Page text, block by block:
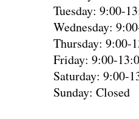
Tuesday: 9:00-
Wednesday:
Thursday: 9:00-
Friday: 9:00-
Saturday: 9:00-
Sunday: Closed